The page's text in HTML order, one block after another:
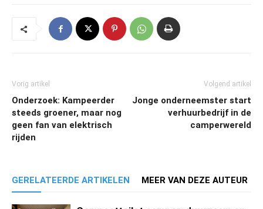
Vorig artikel
Onderzoek: Kampeerder
steeds groener, maar nog
geen fan van elektrisch
rijden
Volgend artikel
Jonge onderneemster start
verhuurbedrijf in de
camperwereld
GERELATEERDE ARTIKELEN MEER VAN DEZE AUTEUR